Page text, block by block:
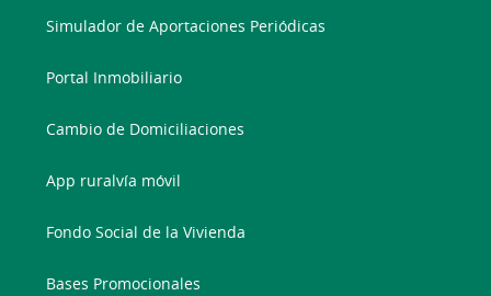
Simulador de Aportaciones Periódicas
Portal Inmobiliario
Cambio de Domiciliaciones
App ruralvía móvil
Fondo Social de la Vivienda
Bases Promocionales